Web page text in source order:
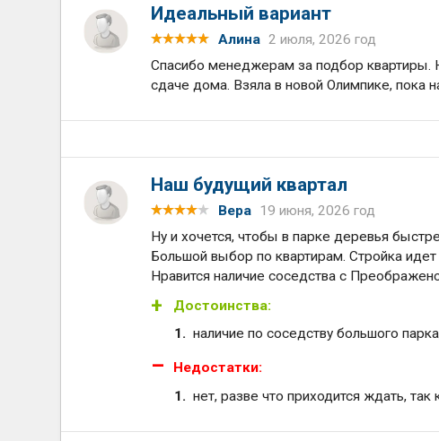
Идеальный вариант
Алина 2 июля, 2026 год
Спасибо менеджерам за подбор квартиры.
сдаче дома. Взяла в новой Олимпике, пока
Наш будущий квартал
Вера
19 июня, 2026 год
Ну и хочется, чтобы в парке деревья
Большой выбор по квартирам. Стройка
Нравится наличие соседства с
Достоинства:
наличие по соседству большого
Недостатки:
нет, разве что приходится ждать,